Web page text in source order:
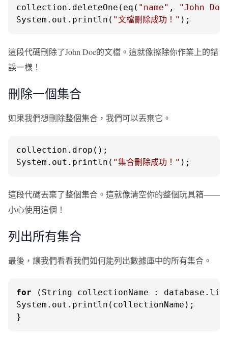
collection.deleteOne(eq( "name" ,
"John
System.out.println( "文檔刪除成功！" );
這段代碼刪除了John Doe的文檔。這就像擦除你作業上的錯
誤一樣！
刪除一個集合
如果我們想刪除整個集合，我們可以丟棄它。
collection.drop();
System.out.println( "集合刪除成功！" );
這段代碼丟棄了整個集合。這就像清空你的整個玩具箱——
小心使用這個！
列出所有集合
最後，讓我們看看我們如何能列出數據庫中的所有集合。
for (String collectionName :
System.out.println(collectionName);
}